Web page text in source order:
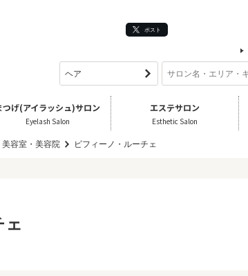
ポスト
つげ(アイラッシュ)サロン
Eyelash Salon
エステサロン
Esthetic Salon
美容室・美容院 ビフィーノ・ルーチェ
ェ